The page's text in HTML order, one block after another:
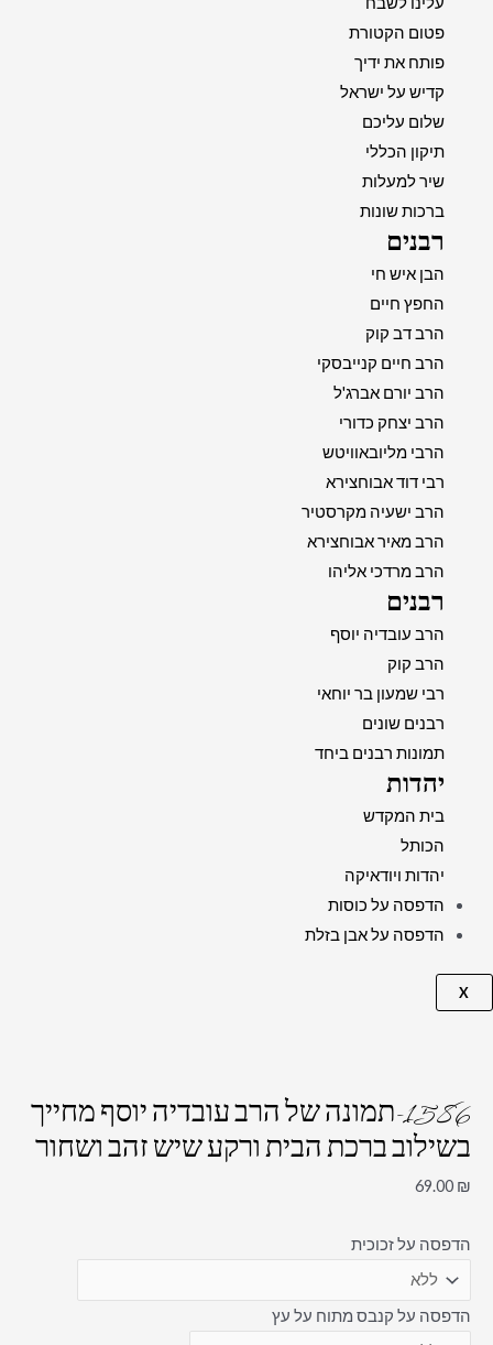
פטום הקטורת
פותח את ידיך
קדיש על ישראל
שלום עליכם
תיקון הכללי
שיר למעלות
ברכות שונות
רבנים
הבן איש חי
החפץ חיים
הרב דב קוק
הרב חיים קנייבסקי
הרב יורם אברג'ל
הרב יצחק כדורי
הרבי מליובאוויטש
רבי דוד אבוחצירא
הרב ישעיה מקרסטיר
הרב מאיר אבוחצירא
הרב מרדכי אליהו
רבנים
הרב עובדיה יוסף
הרב קוק
רבי שמעון בר יוחאי
רבנים שונים
תמונות רבנים ביחד
יהדות
בית המקדש
הכותל
יהדות ויודאיקה
הדפסה על כוסות
הדפסה על אבן בזלת
X
1586-תמונה של הרב עובדיה יוסף מחייך
בשילוב ברכת הבית ורקע שיש זהב ושחור
69.00 ₪
הדפסה על זכוכית
הדפסה על קנבס מתוח על עץ